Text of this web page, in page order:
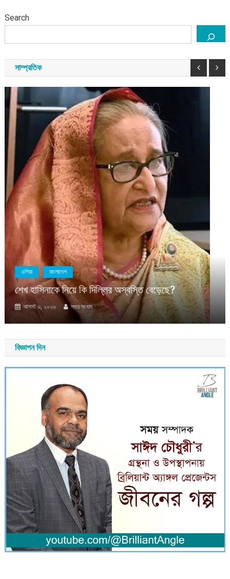
Search
সাম্প্রতিক
এশিয়া বাংলাদেশ
শেখ হাসিনাকে নিয়ে কি দিল্লির অস্বস্তি বেড়েছে?
আগস্ট ৬, ২০২৬ সময় সংবাদ
বিজ্ঞাপন দিন